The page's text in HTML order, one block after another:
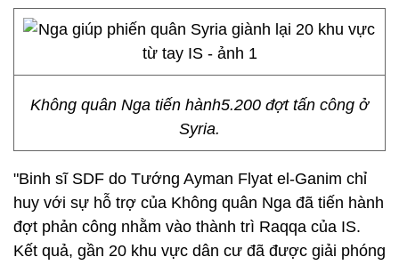
Không quân Nga tiến hành5.200 đợt tấn công ở
Syria.
"Binh sĩ SDF do Tướng Ayman Flyat el-Ganim chỉ
huy với sự hỗ trợ của Không quân Nga đã tiến hành
đợt phản công nhằm vào thành trì Raqqa của IS.
Kết quả, gần 20 khu vực dân cư đã được giải phóng